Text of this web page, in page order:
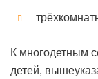
К многодетным
детей,